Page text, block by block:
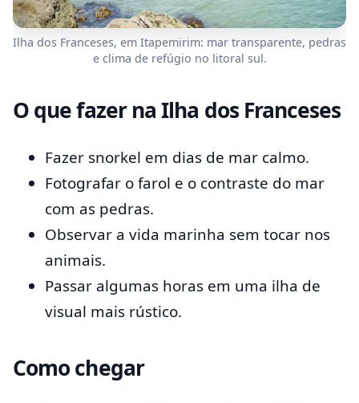
Ilha dos Franceses, em Itapemirim: mar transparente, pedras
e clima de refúgio no litoral sul.
O que fazer na Ilha dos Franceses
Fazer snorkel em dias de mar calmo.
Fotografar o farol e o contraste do mar
com as pedras.
Observar a vida marinha sem tocar nos
animais.
Passar algumas horas em uma ilha de
visual mais rústico.
Como chegar